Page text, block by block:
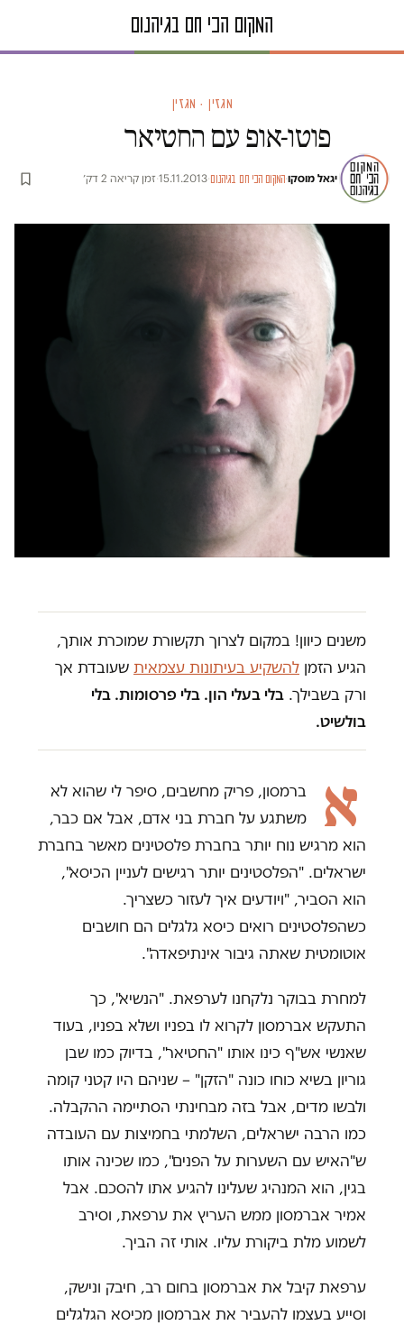
מגזין · מגזין
פוטו-אופ עם החטיאר
יגאל מוסקו·המקום הכי חם בגיהנום·
15.11.2013
·זמן קריאה 2 דק׳
משנים כיוון! במקום לצרוך תקשורת שמוכרת אותך,
הגיע הזמן להשקיע בעיתונות עצמאית שעובדת אך
ורק בשבילך. בלי בעלי הון. בלי פרסומות. בלי
בולשיט.
א
ברמסון, פריק מחשבים, סיפר לי שהוא לא
משתגע על חברת בני אדם, אבל אם כבר,
הוא מרגיש נוח יותר בחברת פלסטינים מאשר בחברת
ישראלים. "הפלסטינים יותר רגישים לעניין הכיסא",
הוא הסביר, "ויודעים איך לעזור כשצריך.
כשהפלסטינים רואים כיסא גלגלים הם חושבים
אוטומטית שאתה גיבור אינתיפאדה".
למחרת בבוקר נלקחנו לערפאת. "הנשיא", כך
התעקש אברמסון לקרוא לו בפניו ושלא בפניו, בעוד
שאנשי אש"ף כינו אותו "החטיאר", בדיוק כמו שבן
גוריון בשיא כוחו כונה "הזקן" – שניהם היו קטני קומה
ולבשו מדים, אבל בזה מבחינתי הסתיימה ההקבלה.
כמו הרבה ישראלים, השלמתי בחמיצות עם העובדה
ש"האיש עם השערות על הפנים", כמו שכינה אותו
בגין, הוא המנהיג שעלינו להגיע אתו להסכם. אבל
אמיר אברמסון ממש העריץ את ערפאת, וסירב
לשמוע מלת ביקורת עליו. אותי זה הביך.
ערפאת קיבל את אברמסון בחום רב, חיבק ונישק,
וסייע בעצמו להעביר את אברמסון מכיסא הגלגלים